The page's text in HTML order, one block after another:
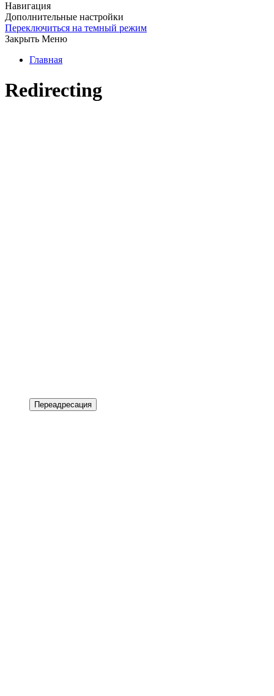
Навигация
Дополнительные настройки
Переключиться на темный режим
Закрыть Меню
Главная
Redirecting
Переадресация